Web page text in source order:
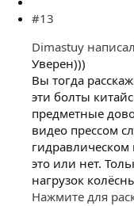
#13
Dimastuy
Уверен)))
Вы тогда
эти болты
предметные
видео прессом
гидравлическом
это или нет.
нагрузок
Нажмите для